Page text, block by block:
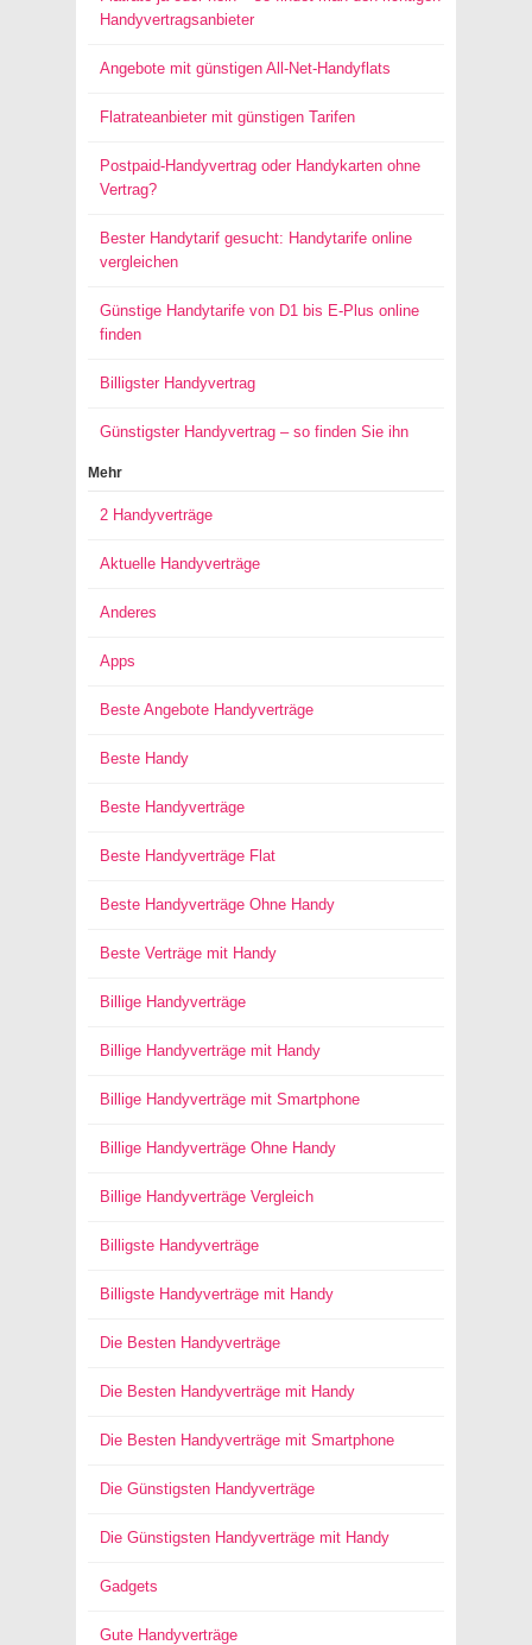
Handyvertragsanbieter
Angebote mit günstigen All-Net-Handyflats
Flatrateanbieter mit günstigen Tarifen
Postpaid-Handyvertrag oder Handykarten ohne
Vertrag?
Bester Handytarif gesucht: Handytarife online
vergleichen
Günstige Handytarife von D1 bis E-Plus online
finden
Billigster Handyvertrag
Günstigster Handyvertrag – so finden Sie ihn
Mehr
2 Handyverträge
Aktuelle Handyverträge
Anderes
Apps
Beste Angebote Handyverträge
Beste Handy
Beste Handyverträge
Beste Handyverträge Flat
Beste Handyverträge Ohne Handy
Beste Verträge mit Handy
Billige Handyverträge
Billige Handyverträge mit Handy
Billige Handyverträge mit Smartphone
Billige Handyverträge Ohne Handy
Billige Handyverträge Vergleich
Billigste Handyverträge
Billigste Handyverträge mit Handy
Die Besten Handyverträge
Die Besten Handyverträge mit Handy
Die Besten Handyverträge mit Smartphone
Die Günstigsten Handyverträge
Die Günstigsten Handyverträge mit Handy
Gadgets
Gute Handyverträge